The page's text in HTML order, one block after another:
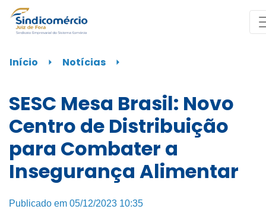
Início ⏵ Notícias ⏵
SESC Mesa Brasil: Novo
Centro de Distribuição
para Combater a
Insegurança Alimentar
Publicado em 05/12/2023 10:35